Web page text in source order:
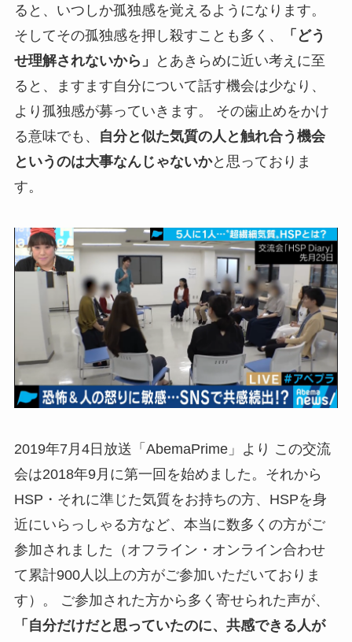
ると、いつしか孤独感を覚えるようになります。
そしてその孤独感を押し殺すことも多く、
「どう
せ理解されないから」
とあきらめに近い考えに至
ると、ますます自分について話す機会は少なり、
より孤独感が募っていきます。 その歯止めをかけ
る意味でも、
自分と似た気質の人と触れ合う機会
というのは大事なんじゃないかと思っておりま
す。
2019年7月4日放送「AbemaPrime」より この交流
会は2018年9月に第一回を始めました。それから
HSP・それに準じた気質をお持ちの方、HSPを身
近にいらっしゃる方など、本当に数多くの方がご
参加されました（オフライン・オンライン合わせ
て累計900人以上の方がご参加いただいておりま
す）。 ご参加された方から多く寄せられた声が、
「自分だけだと思っていたのに、共感できる人が